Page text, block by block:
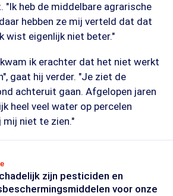
"Ik heb de middelbare agrarische
hebben ze mij verteld dat dat
wist eigenlijk niet beter."
ik erachter dat het niet werkt
gaat hij verder. "Je ziet de
achteruit gaan. Afgelopen jaren
heel veel water op percelen
mij niet te zien."
zijn pesticiden en
voor onze